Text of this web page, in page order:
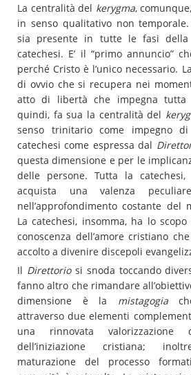
La centralità del kerygma,
in senso qualitativo non
sia presente in tutte le fasi
catechesi. E’ il “primo annuncio”
perché Cristo è l’unico necessario.
di ovvio che si recupera nei
atto di libertà che impegna
quindi, fa sua la centralità del
senso trinitario come impegno
catechesi come espressa dal
questa dimensione e per le
delle persone. Tutta la
acquista una valenza
nell’approfondimento costante del
La catechesi, insomma, ha lo
conoscenza dell’amore cristiano
accolto a divenire discepoli
Il Direttoriosi snoda toccando
fanno altro che rimandare
dimensione è la mistagogia
attraverso due elementi
una rinnovata
dell’iniziazione cristiana;
maturazione del processo